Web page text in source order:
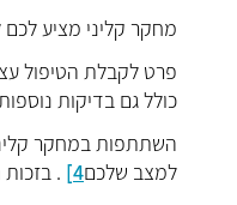
מחקר קליני מציע לכם
פרט לקבלת הטיפול
כולל גם בדיקות
השתתפות במחקר
למצב שלכם4]
.